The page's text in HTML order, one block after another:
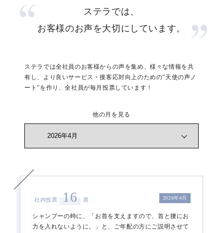
ステラでは、
お客様のお声を大切にしています。
ステラでは全社員のお客様からの声を集め、様々な情報を共
有し、より良いサービス・接客応対向上のための”天使の声ノ
ート”を作り、全社員が毎月投票しています！
他の月を見る
2026年4月
社内投票 16 票
シャンプーの時に、「お首を支えますので、首と腰にお
力を入れないように。」と、ご年配の方にご説明させて